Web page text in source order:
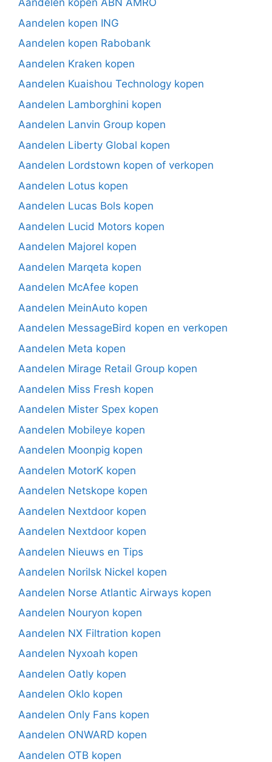
Aandelen kopen ABN AMRO
Aandelen kopen ING
Aandelen kopen Rabobank
Aandelen Kraken kopen
Aandelen Kuaishou Technology kopen
Aandelen Lamborghini kopen
Aandelen Lanvin Group kopen
Aandelen Liberty Global kopen
Aandelen Lordstown kopen of verkopen
Aandelen Lotus kopen
Aandelen Lucas Bols kopen
Aandelen Lucid Motors kopen
Aandelen Majorel kopen
Aandelen Marqeta kopen
Aandelen McAfee kopen
Aandelen MeinAuto kopen
Aandelen MessageBird kopen en verkopen
Aandelen Meta kopen
Aandelen Mirage Retail Group kopen
Aandelen Miss Fresh kopen
Aandelen Mister Spex kopen
Aandelen Mobileye kopen
Aandelen Moonpig kopen
Aandelen MotorK kopen
Aandelen Netskope kopen
Aandelen Nextdoor kopen
Aandelen Nextdoor kopen
Aandelen Nieuws en Tips
Aandelen Norilsk Nickel kopen
Aandelen Norse Atlantic Airways kopen
Aandelen Nouryon kopen
Aandelen NX Filtration kopen
Aandelen Nyxoah kopen
Aandelen Oatly kopen
Aandelen Oklo kopen
Aandelen Only Fans kopen
Aandelen ONWARD kopen
Aandelen OTB kopen